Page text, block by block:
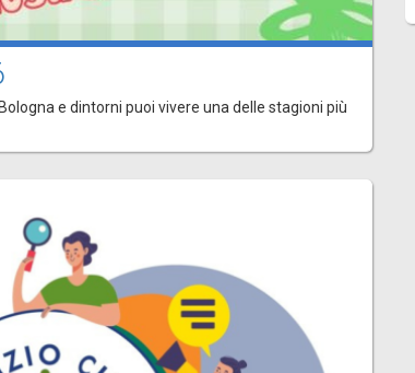
e dintorni puoi vivere una delle stagioni più